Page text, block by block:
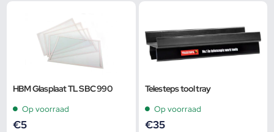
HBM Glasplaat TL SBC 990
Op voorraad
€5
Telesteps tool tray
Op voorraad
€35